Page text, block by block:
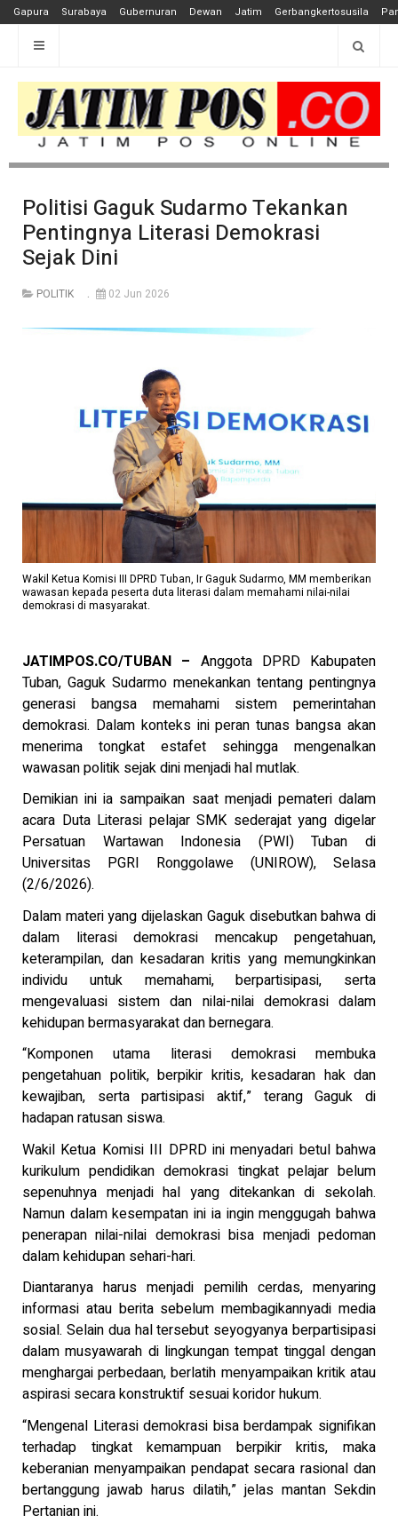
Gapura Surabaya Gubernuran Dewan Jatim Gerbangkertosusila
Politisi Gaguk Sudarmo Tekankan
Pentingnya Literasi Demokrasi
Sejak Dini
POLITIK 02 Jun 2026
Wakil Ketua Komisi III DPRD Tuban, Ir Gaguk Sudarmo, MM memberikan
wawasan kepada peserta duta literasi dalam memahami nilai-nilai
demokrasi di masyarakat.
JATIMPOS.CO/TUBAN – Anggota DPRD Kabupaten
Tuban, Gaguk Sudarmo menekankan tentang pentingnya
generasi bangsa memahami sistem pemerintahan
demokrasi. Dalam konteks ini peran tunas bangsa akan
menerima tongkat estafet sehingga mengenalkan
wawasan politik sejak dini menjadi hal mutlak.
Demikian ini ia sampaikan saat menjadi pemateri dalam
acara Duta Literasi pelajar SMK sederajat yang digelar
Persatuan Wartawan Indonesia (PWI) Tuban di
Universitas PGRI Ronggolawe (UNIROW), Selasa
(2/6/2026).
Dalam materi yang dijelaskan Gaguk disebutkan bahwa di
dalam literasi demokrasi mencakup pengetahuan,
keterampilan, dan kesadaran kritis yang memungkinkan
individu untuk memahami, berpartisipasi, serta
mengevaluasi sistem dan nilai-nilai demokrasi dalam
kehidupan bermasyarakat dan bernegara.
“Komponen utama literasi demokrasi membuka
pengetahuan politik, berpikir kritis, kesadaran hak dan
kewajiban, serta partisipasi aktif,” terang Gaguk di
hadapan ratusan siswa.
Wakil Ketua Komisi III DPRD ini menyadari betul bahwa
kurikulum pendidikan demokrasi tingkat pelajar belum
sepenuhnya menjadi hal yang ditekankan di sekolah.
Namun dalam kesempatan ini ia ingin menggugah bahwa
penerapan nilai-nilai demokrasi bisa menjadi pedoman
dalam kehidupan sehari-hari.
Diantaranya harus menjadi pemilih cerdas, menyaring
informasi atau berita sebelum membagikannyadi media
sosial. Selain dua hal tersebut seyogyanya berpartisipasi
dalam musyawarah di lingkungan tempat tinggal dengan
menghargai perbedaan, berlatih menyampaikan kritik atau
aspirasi secara konstruktif sesuai koridor hukum.
“Mengenal Literasi demokrasi bisa berdampak signifikan
terhadap tingkat kemampuan berpikir kritis, maka
keberanian menyampaikan pendapat secara rasional dan
bertanggung jawab harus dilatih,” jelas mantan Sekdin
Pertanian ini.